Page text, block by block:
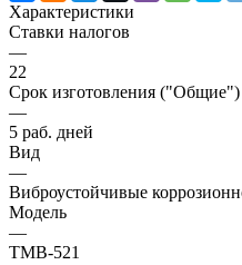
Характеристики
Ставки налогов
—
22
Срок изготовления ("Общие")
—
5 раб. дней
Вид
—
Виброустойчивые
Модель
—
ТМВ-521